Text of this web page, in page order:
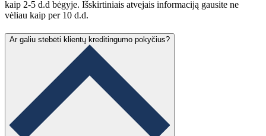
kaip 2-5 d.d bėgyje. Išskirtiniais atvejais informaciją gausite ne
vėliau kaip per 10 d.d.
Ar galiu stebėti klientų kreditingumo pokyčius?